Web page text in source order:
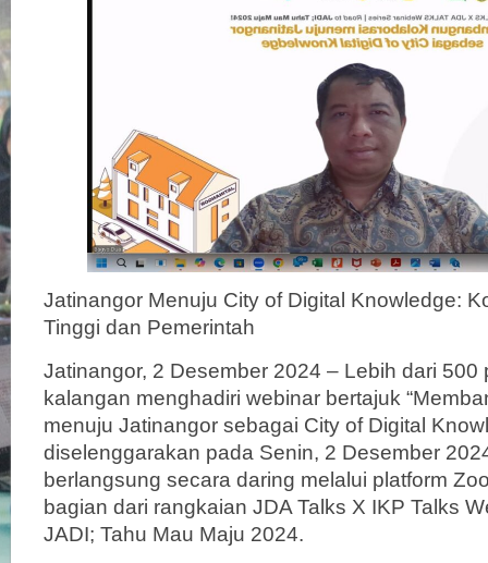
Jatinangor Menuju City of Digital Knowledge:
Tinggi dan Pemerintah
Jatinangor, 2 Desember 2024 – Lebih dari 500
kalangan menghadiri webinar bertajuk
menuju Jatinangor sebagai City of Digital
diselenggarakan pada Senin, 2 Desember
berlangsung secara daring melalui platform
bagian dari rangkaian JDA Talks X IKP Talks
JADI; Tahu Mau Maju 2024.